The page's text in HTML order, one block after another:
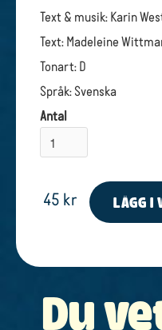
Text & musik: Karin
Text: Madeleine
Tonart: D
Språk: Svenska
Antal
45 kr
Du